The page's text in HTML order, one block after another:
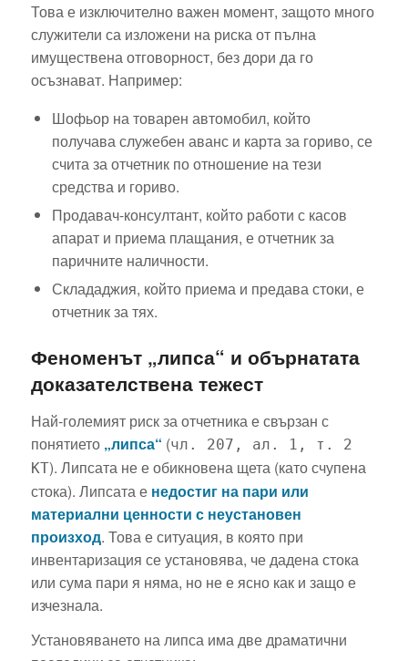
Това е изключително важен момент, защото много
служители са изложени на риска от пълна
имуществена отговорност, без дори да го
осъзнават. Например:
Шофьор на товарен автомобил, който
получава служебен аванс и карта за гориво, се
счита за отчетник по отношение на тези
средства и гориво.
Продавач-консултант, който работи с касов
апарат и приема плащания, е отчетник за
паричните наличности.
Склададжия, който приема и предава стоки, е
отчетник за тях.
Феноменът „липса“ и обърнатата
доказателствена тежест
Най-големият риск за отчетника е свързан с
понятието „липса“ (чл. 207, ал. 1, т. 2
КТ). Липсата не е обикновена щета (като счупена
стока). Липсата е недостиг на пари или
материални ценности с неустановен
произход. Това е ситуация, в която при
инвентаризация се установява, че дадена стока
или сума пари я няма, но не е ясно как и защо е
изчезнала.
Установяването на липса има две драматични